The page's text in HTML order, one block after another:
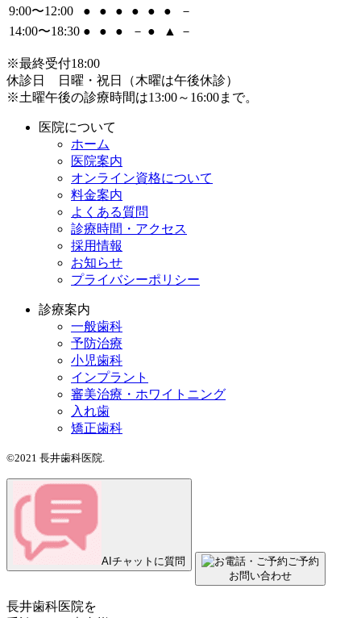
9:00〜12:00
● ● ● ● ● ●
－
14:00〜18:30 ● ● ● － ● ▲ －
※最終受付18:00
休診日 日曜・祝日（木曜は午後休診）
※土曜午後の診療時間は13:00～16:00まで。
医院について
ホーム
医院案内
オンライン資格について
料金案内
よくある質問
診療時間・アクセス
採用情報
お知らせ
プライバシーポリシー
診療案内
一般歯科
予防治療
小児歯科
インプラント
審美治療・ホワイトニング
入れ歯
矯正歯科
©2021 長井歯科医院.
AIチャットに質問
ご予約
お問い合わせ
長井歯科医院を